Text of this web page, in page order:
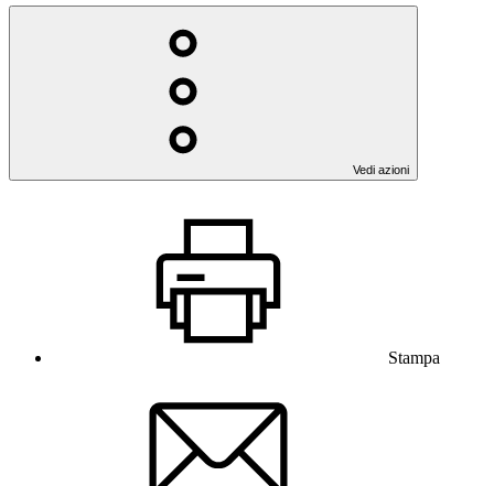
Vedi azioni
Stampa